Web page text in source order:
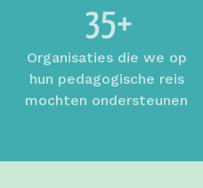
35+
Organisaties die we op
hun pedagogische reis
mochten ondersteunen